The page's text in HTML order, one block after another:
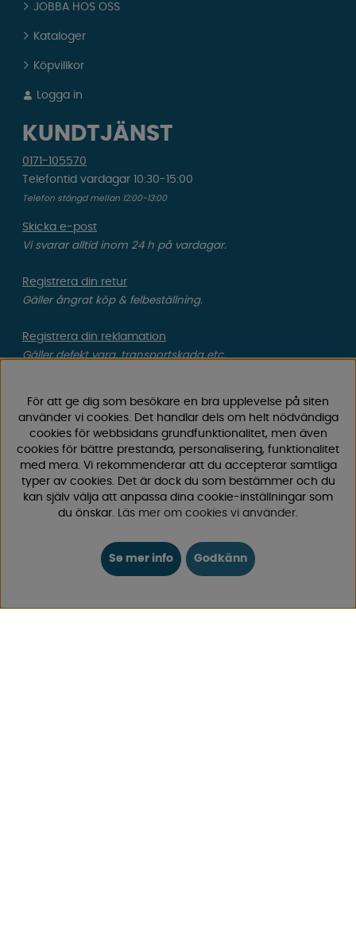
JOBBA HOS OSS
Kataloger
Köpvillkor
Logga in
KUNDTJÄNST
0171-105570
Telefontid vardagar 10:30-15:00
Telefon stängd mellan 12:00-13:00
Skicka e-post
Vi svarar alltid inom 24 h på vardagar.
Registrera din retur
Gäller ångrat köp & felbeställning.
Registrera din reklamation
Gäller defekt vara, transportskada etc.
Hitta till vår butik & se öppettider
Campingvaruhuset
Välkommen till Sveriges största utbud av
50 års erfarenhet är vi din självklara partner för allt inom
camping och fritid.
Hos oss hittar du allt från reservdelar till smarta tillbehör
För att ge dig som besökare en bra upplevelse på siten
använder vi cookies. Det handlar dels om helt nödvändiga
cookies för webbsidans grundfunktionalitet, men även
cookies för bättre prestanda, personalisering, funktionalitet
med mera. Vi rekommenderar att du accepterar samtliga
typer av cookies. Det är dock du som bestämmer och du
kan själv välja att anpassa dina cookie-inställningar som
du önskar. Läs mer om cookies vi använder.
Se mer info Godkänn